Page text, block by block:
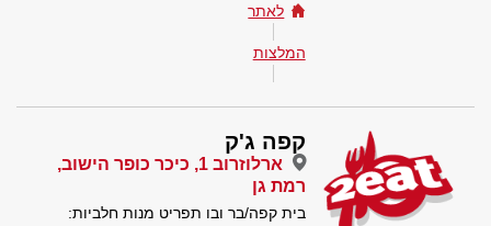
לאתר
המלצות
קפה ג'ק
ארלוזרוב 1, כיכר כופר הישוב,
רמת גן
בית קפה/בר ובו תפריט מנות חלביות: